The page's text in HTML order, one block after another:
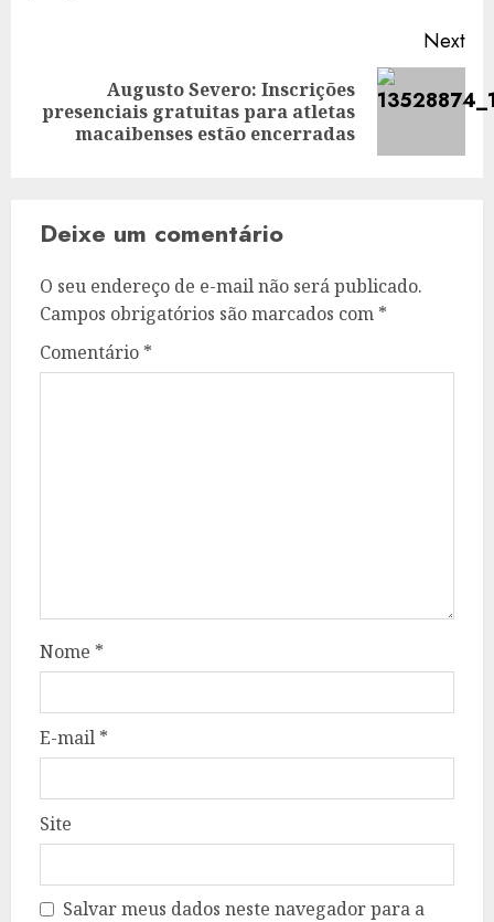
Next
Next
Augusto Severo: Inscrições
presenciais gratuitas para atletas
macaibenses estão encerradas
Deixe um comentário
O seu endereço de e-mail não será publicado.
Campos obrigatórios são marcados com *
Comentário *
Nome *
E-mail *
Site
Salvar meus dados neste navegador para a